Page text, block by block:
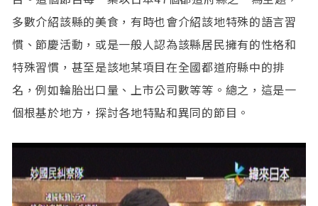
多數介紹該縣的美食，有時也會介紹該地特殊的語言習
慣、節慶活動，或是一般人認為該縣居民擁有的性格和
特殊習慣，甚至是該地某項目在全國都道府縣中的排
名，例如輪胎出口量、上市公司數等等。總之，這是一
個根基於地方，探討各地特點和異同的節目。